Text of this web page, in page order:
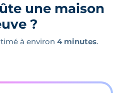
une maison
?
à environ 4 minutes.